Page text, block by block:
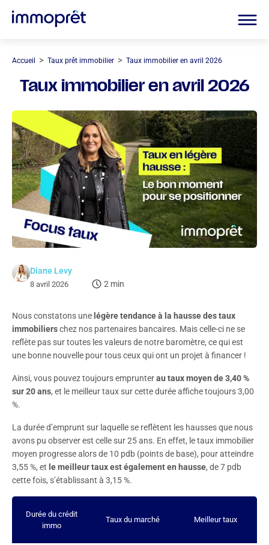
Accueil > Taux prêt immobilier > Taux immobilier en avril 2026
Taux immobilier en avril 2026
Diane Levy
8 avril 2026 2 min
Nous constatons une légère tendance à la hausse des taux
immobilierschez nos partenaires bancaires. Mais celle-ci ne se
reflète pas sur toutes les valeurs de notre baromètre, ce qui est
une bonne nouvelle pour tous ceux qui ont un projet à financer !
Ainsi, vous pouvez toujours emprunterau taux moyen de 3,40 %
sur 20 ans, et le meilleur taux sur cette durée affiche toujours 3,00
%.
La durée d’emprunt sur laquelle se reflètent les hausses que nous
avons pu observer est celle sur 25 ans. En effet, le taux immobilier
moyen progresse alors de 10 pdb (points de base), pour atteindre
3,55 %, et le meilleur taux est également en hausse, de 7 pdb
cette fois, s’établissant à 3,15 %.
Durée du crédit
immo
Taux du marché Meilleur taux